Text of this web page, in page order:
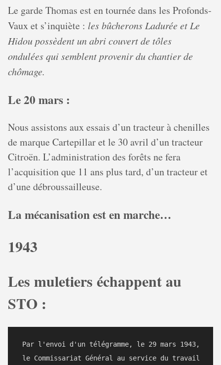
Le garde Thomas est en tournée dans les Profonds-
Vaux et s’inquiète : les bûcherons Ladurée et Le
Hidou possèdent un abri couvert de tôles
ondulées qui semblent provenir du chantier de
chômage.
Le 20 mars :
Nous assistons aux essais d’un tracteur à chenilles
de marque Cartepillar et le 30 avril d’un tracteur
Citroën. L’administration des forêts ne fera
l’acquisition que 11 ans plus tard, d’un tracteur et
d’une débroussailleuse.
La mécanisation est en marche…
1943
Les muletiers échappent au
STO :
Par l'envoi d'un télégramme, le 29 mars 1943,
le Commissariat Général au service du travail